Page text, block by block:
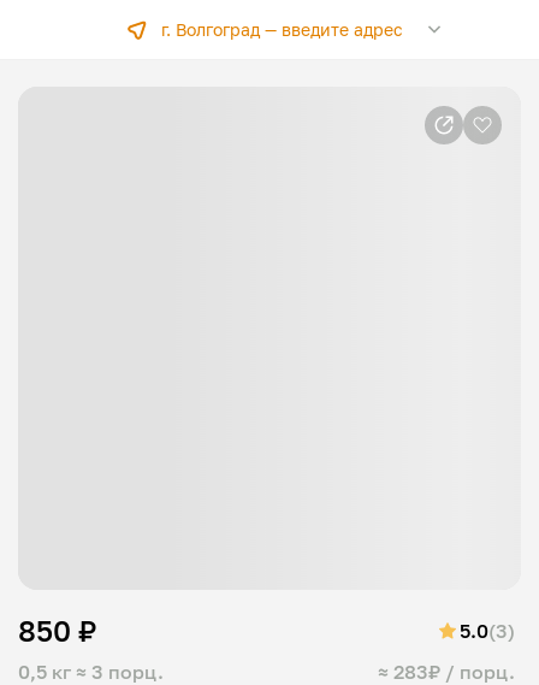
г. Волгоград —введите адрес
0,5 кг ≈ 3 порц. ≈ 283₽ / порц.
850 ₽ 5.0(3)